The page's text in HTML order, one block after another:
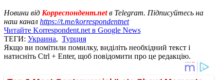
Новини від Корреспондент.netв Telegram. Підписуйтесь на
наш канал https://t.me/korrespondentnet
Читайте Korrespondent.net в Google News
ТЕГИ: Украина, Турция
Якщо ви помітили помилку, виділіть необхідний текст і
натисніть Ctrl + Enter, щоб повідомити про це редакцію.